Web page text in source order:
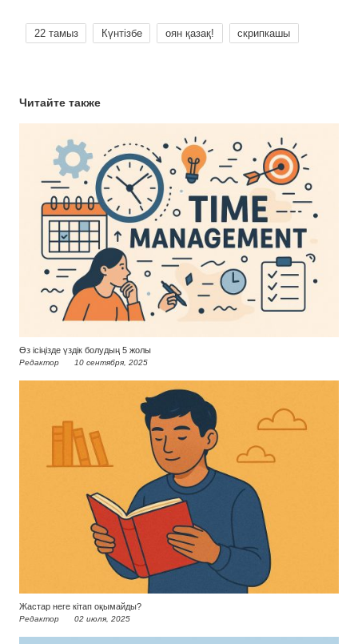
22 тамыз Күнтізбе оян қазақ! скрипкашы
Читайте также
Өз ісіңізде үздік болудың 5 жолы
Редактор 10 сентября, 2025
Жастар неге кітап оқымайды?
Редактор 02 июля, 2025